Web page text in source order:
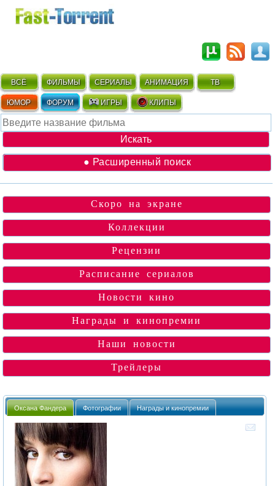
ВСЁ ФИЛЬМЫ СЕРИАЛЫ АНИМАЦИЯ ТВ
ЮМОР ФОРУМ ИГРЫ КЛИПЫ
● Расширенный поиск
Скоро на экране
Коллекции
Рецензии
Расписание сериалов
Новости кино
Награды и кинопремии
Наши новости
Трейлеры
Оксана Фандера Фотографии Награды и кинопремии